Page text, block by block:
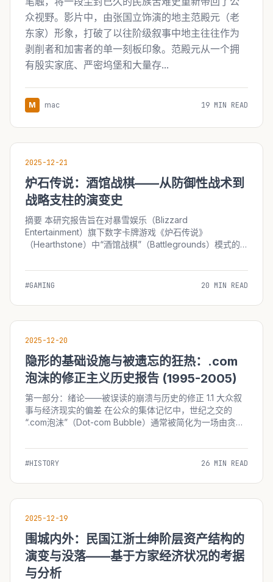
众视野。影片中，由张国立饰演的地主范殿元（老
东家）形象，打破了以往阶级叙事中地主往往作为
剥削者和加害者的单一刻板印象。范殿元从一个拥
有殷实家底、严密坞堡和大量存...
M mac 19 MIN READ
2025-12-21
炉石传说：酒馆战棋——从防御性战术到
战略支柱的演变史
摘要 本研究报告旨在对暴雪娱乐（Blizzard
Entertainment）旗下数字卡牌游戏《炉石传说》
（Hearthstone）中“酒馆战棋”（Battlegrounds）模式的
进行详尽的史实重构与分析。2019年，面对...
#GAMING 20 MIN READ
2025-12-20
隐形的基础设施与被遗忘的狂热：.com
泡沫的修正主义历史报告 (1995-2005)
第一部分：绪论——被误读的崩溃与历史的修正 1.1 大众叙
事与经济现实的偏差 在公众的集体记忆中，世纪之交的
“.com泡沫”（Dot-com Bubble）通常被简化为一场由贪
符号—&md...
#HISTORY 26 MIN READ
2025-12-19
围城内外：民国江浙士绅阶层资产结构的
演变与没落——基于方家经济状况的考据
与分析